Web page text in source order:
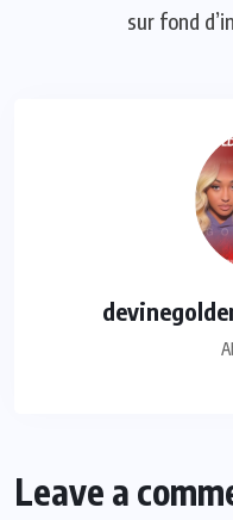
sur fond
Leave a